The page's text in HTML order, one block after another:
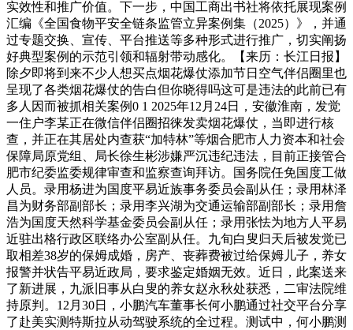
实效性和推广价值。下一步，中国工商出书社将依托展现案例
汇编《全国食物平安全链条监管立异案例集（2025）》，并通
过专题交换、宣传、平台推送等多种形式进行推广，切实阐扬
好典型案例的示范引领和辐射带动感化。【来历：长江日报】
除夕即将到来不少人想买点烟花爆仗添加节日空气伴侣圈里也
呈现了各类烟花爆仗的告白但你晓得吗这可是违法的此前已有
多人因而被抓相关案例0 1 2025年12月24日，安徽淮南，发觉
一住户李某正在微信伴侣圈招徕发卖烟花爆仗，当即进行核
查，并正在其居处内查获“加特林”等烟合肥市人力资本和社会
保障局原党组、局长徐生彬涉嫌严沉违纪违法，目前正接管合
肥市纪委监委规律审查和监察查询拜访。国务院任免国度工做
人员。录用杨进为国度平易近族事务委员会副从任；录用林泽
昌为财务部副部长；录用李兴湖为交通运输部副部长；录用詹
浩为国度天然科学基金委员会副从任；录用张怯为地方人平易
近驻出格行政区联络办公室副从任。九旬白叟归天后被发觉已
取相差38岁的保姆成婚，房产、丧葬费被过给保姆儿子，养女
报警并状告平易近政局，要求鉴定婚姻无效。近日，此案送来
了新进展，九派旧事从白叟的养女赵永秋处获悉，二审法院维
持原判。12月30日，小鹏汽车董事长何小鹏通过社交平台分享
了赴美实测特斯拉从动驾驶系统的全过程。测试中，何小鹏测